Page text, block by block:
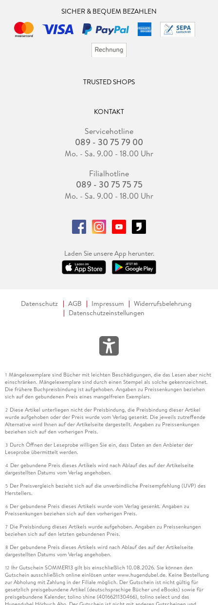
SICHER & BEQUEM BEZAHLEN
TRUSTED SHOPS
KONTAKT
Servicehotline
089 - 30 75 79 00
Mo. - Sa. 9.00 - 18.00 Uhr
Filialhotline
089 - 30 75 75 75
Mo. - Sa. 9.00 - 18.00 Uhr
Laden Sie unsere App herunter.
Datenschutz AGB Impressum
Widerrufsbelehrung
Datenschutzeinstellungen
1 Mängelexemplare sind Bücher mit leichten Beschädigungen, die das Lesen aber nicht
einschränken. Mängelexemplare sind durch einen Stempel als solche gekennzeichnet.
Die frühere Buchpreisbindung ist aufgehoben. Angaben zu Preissenkungen beziehen
sich auf den gebundenen Preis eines mangelfreien Exemplars.
2 Diese Artikel unterliegen nicht der Preisbindung, die Preisbindung dieser Artikel
wurde aufgehoben oder der Preis wurde vom Verlag gesenkt. Die jeweils zutreffende
Alternative wird Ihnen auf der Artikelseite dargestellt. Angaben zu Preissenkungen
beziehen sich auf den vorherigen Preis.
3 Durch Öffnen der Leseprobe willigen Sie ein, dass Daten an den Anbieter der
Leseprobe übermittelt werden.
4 Der gebundene Preis dieses Artikels wird nach Ablauf des auf der Artikelseite
dargestellten Datums vom Verlag angehoben.
5 Der Preisvergleich bezieht sich auf die unverbindliche Preisempfehlung (UVP) des
Herstellers.
6 Der gebundene Preis dieses Artikels wurde vom Verlag gesenkt. Angaben zu
Preissenkungen beziehen sich auf den vorherigen Preis.
7 Die Preisbindung dieses Artikels wurde aufgehoben. Angaben zu Preissenkungen
beziehen sich auf den letzten gebundenen Preis.
8 Der gebundene Preis dieses Artikels wird nach Ablauf des auf der Artikelseite
dargestellten Datums vom Verlag angehoben.
12 Ihr Gutschein SOMMER13 gilt bis einschließlich 10.08.2026. Sie können den
Gutschein ausschließlich online einlösen unter www.hugendubel.de. Keine Bestellung
zur Abholung mit Zahlung in der Filiale möglich. Der Gutschein ist nicht gültig für
gesetzlich preisgebundene Artikel (deutschsprachige Bücher und eBooks) sowie für
preisgebundene Kalender, tolino shine (4016621130466), tolino select und das